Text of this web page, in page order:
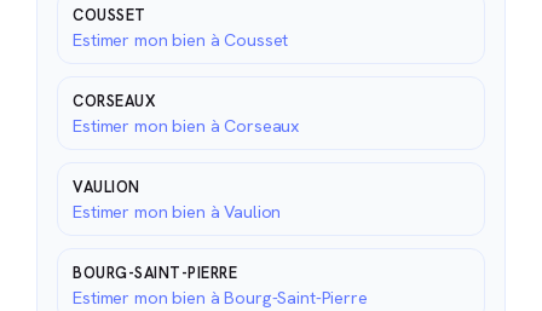
COUSSET
Estimer mon bien à Cousset
CORSEAUX
Estimer mon bien à Corseaux
VAULION
Estimer mon bien à Vaulion
BOURG-SAINT-PIERRE
Estimer mon bien à Bourg-Saint-Pierre